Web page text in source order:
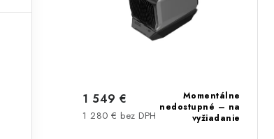
p
dMomentálne
nedostupné – na
vyžiadanie
1 280 € bez DPH
1 549 €